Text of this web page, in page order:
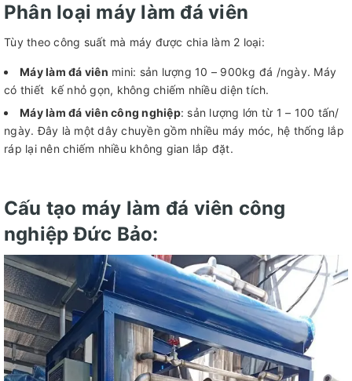
Phân loại máy làm đá viên
Tùy theo công suất mà máy được chia làm 2 loại:
Máy làm đá viên mini: sản lượng 10 – 900kg đá /ngày. Máy
có thiết kế nhỏ gọn, không chiếm nhiều diện tích.
Máy làm đá viên công nghiệp: sản lượng lớn từ 1 – 100 tấn/
ngày. Đây là một dây chuyền gồm nhiều máy móc, hệ thống lắp
ráp lại nên chiếm nhiều không gian lắp đặt.
Cấu tạo máy làm đá viên công
nghiệp Đức Bảo: